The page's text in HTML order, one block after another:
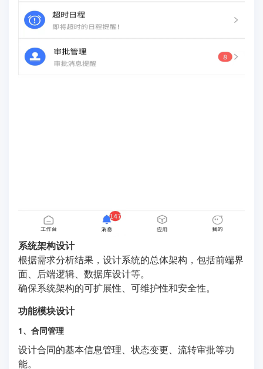
系统架构设计
根据需求分析结果，设计系统的总体架构，包括前端界
面、后端逻辑、数据库设计等。
确保系统架构的可扩展性、可维护性和安全性。
功能模块设计
1、合同管理
设计合同的基本信息管理、状态变更、流转审批等功
能。